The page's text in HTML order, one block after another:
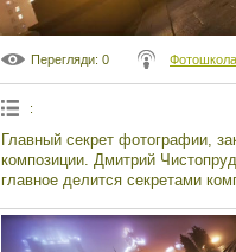
Перегляди: 0
:
Главный секрет фотографии,
композиции. Дмитрий
главное делится секретами